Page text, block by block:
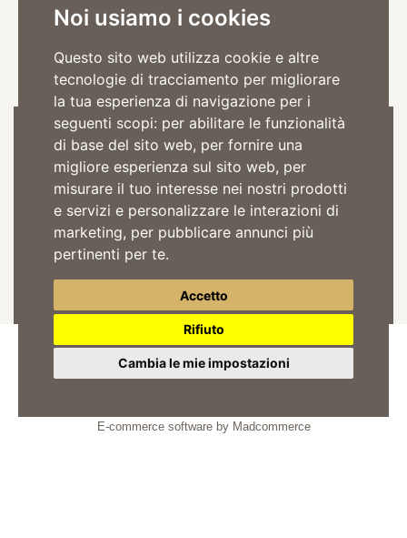
Noi usiamo i cookies
Questo sito web utilizza cookie e altre
tecnologie di tracciamento per migliorare
la tua esperienza di navigazione per i
seguenti scopi: per abilitare le funzionalità
di base del sito web, per fornire una
migliore esperienza sul sito web, per
misurare il tuo interesse nei nostri prodotti
e servizi e personalizzare le interazioni di
marketing, per pubblicare annunci più
pertinenti per te.
Accetto
Rifiuto
Cambia le mie impostazioni
Iscriviti alla Newsletter
accordo allaprivacy policy
ISCRIVITI
E-commerce software by Madcommerce